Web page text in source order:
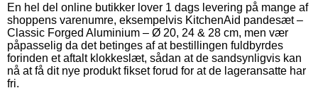
En hel del online butikker lover 1 dags levering på mange af
shoppens varenumre, eksempelvis KitchenAid pandesæt –
Classic Forged Aluminium – Ø 20, 24 & 28 cm, men vær
påpasselig da det betinges af at bestillingen fuldbyrdes
forinden et aftalt klokkeslæt, sådan at de sandsynligvis kan
nå at få dit nye produkt fikset forud for at de lageransatte har
fri.